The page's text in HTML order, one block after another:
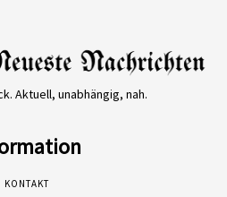
Aktuell, unabhängig, nah.
KONTAKT